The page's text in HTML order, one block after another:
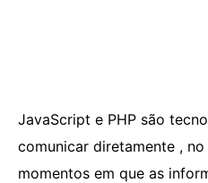
JavaScript e PHP são
comunicar diretamente ,
momentos em que as